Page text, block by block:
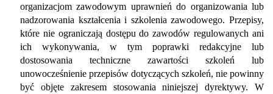
organizacjom zawodowym uprawnień do organizowania lub
nadzorowania kształcenia i szkolenia zawodowego. Przepisy,
które nie ograniczają dostępu do zawodów regulowanych ani
ich wykonywania, w tym poprawki redakcyjne lub
dostosowania techniczne zawartości szkoleń lub
unowocześnienie przepisów dotyczących szkoleń, nie powinny
być objęte zakresem stosowania niniejszej dyrektywy. W